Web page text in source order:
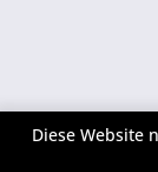
Diese Website